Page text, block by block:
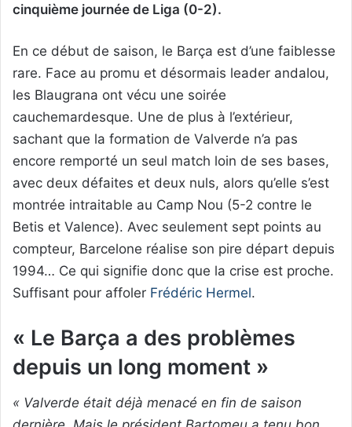
cinquième journée de Liga (0-2).
En ce début de saison, le Barça est d’une faiblesse
rare. Face au promu et désormais leader andalou,
les Blaugrana ont vécu une soirée
cauchemardesque. Une de plus à l’extérieur,
sachant que la formation de Valverde n’a pas
encore remporté un seul match loin de ses bases,
avec deux défaites et deux nuls, alors qu’elle s’est
montrée intraitable au Camp Nou (5-2 contre le
Betis et Valence). Avec seulement sept points au
compteur, Barcelone réalise son pire départ depuis
1994… Ce qui signifie donc que la crise est proche.
Suffisant pour affoler Frédéric Hermel.
« Le Barça a des problèmes
depuis un long moment »
« Valverde était déjà menacé en fin de saison